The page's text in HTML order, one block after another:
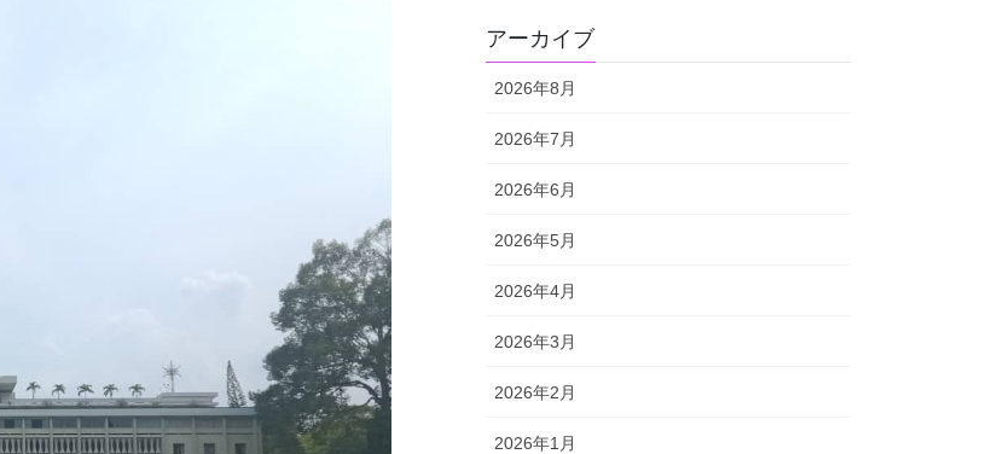
アーカイブ
2026年8月
2026年7月
2026年6月
2026年5月
2026年4月
2026年3月
2026年2月
2026年1月